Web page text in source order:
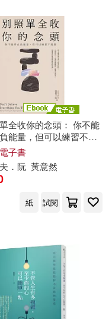
二(16)
(87)
全收你的念頭： 你不能
能量，但可以練習不亂
子書)
子書
． 阮 黃意然
紙 試閱